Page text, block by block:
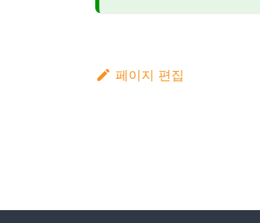
페이지 편집